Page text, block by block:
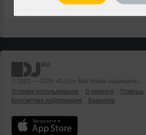
© 2001 — 2026 «DJ.ru» Все права защищены.
Условия использования
О проекте Помощь
Контактная информация
Вакансии